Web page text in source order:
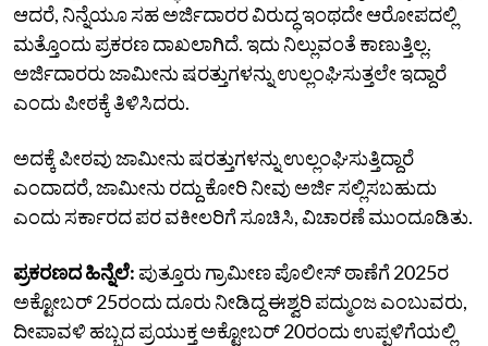
ಆದರೆ, ನಿನ್ನೆಯೂ ಸಹ ಅರ್ಜಿದಾರರ ವಿರುದ್ಧ ಇಂಥದೇ ಆರೋಪದಲ್ಲಿ
ಮತ್ತೊಂದು ಪ್ರಕರಣ ದಾಖಲಾಗಿದೆ. ಇದು ನಿಲ್ಲುವಂತೆ ಕಾಣುತ್ತಿಲ್ಲ.
ಅರ್ಜಿದಾರರು ಜಾಮೀನು‌ ಷರತ್ತುಗಳನ್ನು ಉಲ್ಲಂಘಿಸುತ್ತಲೇ ಇದ್ದಾರೆ
ಎಂದು ಪೀಠಕ್ಕೆ ತಿಳಿಸಿದರು.
ಅದಕ್ಕೆ ಪೀಠವು ಜಾಮೀನು ಷರತ್ತುಗಳನ್ನು ಉಲ್ಲಂಘಿಸುತ್ತಿದ್ದಾರೆ
ಎಂದಾದರೆ, ಜಾಮೀನು ರದ್ದು ಕೋರಿ ನೀವು ಅರ್ಜಿ ಸಲ್ಲಿಸಬಹುದು
ಎಂದು ಸರ್ಕಾರದ ಪರ ವಕೀಲರಿಗೆ ಸೂಚಿಸಿ, ವಿಚಾರಣೆ ಮುಂದೂಡಿತು.
ಪ್ರಕರಣದ ಹಿನ್ನೆಲೆ: ಪುತ್ತೂರು ಗ್ರಾಮೀಣ ಪೊಲೀಸ್ ಠಾಣೆಗೆ 2025ರ
ಅಕ್ಟೋಬರ್ 25ರಂದು ದೂರು ನೀಡಿದ್ದ ಈಶ್ವರಿ ಪದ್ಮುಂಜ ಎಂಬುವರು,
ದೀಪಾವಳಿ ಹಬ್ಬದ ಪ್ರಯುಕ್ತ ಅಕ್ಟೋಬರ್ 20ರಂದು ಉಪ್ಪಳಿಗೆಯಲ್ಲಿ